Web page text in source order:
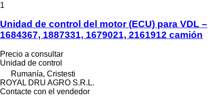
1
Unidad de control del motor (ECU) para VDL –
1684367, 1887331, 1679021, 2161912 camión
Precio a consultar
Unidad de control
Rumanía, Cristesti
ROYAL DRU AGRO S.R.L.
Contacte con el vendedor